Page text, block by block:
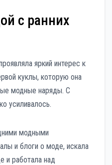
с ранних
яркий интерес к
куклы, которую она
модные наряды. С
усиливалось.
модными
и блоги о моде, искала
и работала над